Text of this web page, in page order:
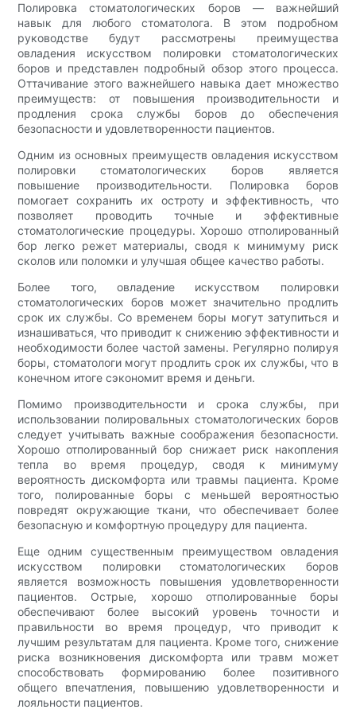
Полировка стоматологических боров — важнейший
навык для любого стоматолога. В этом подробном
руководстве будут рассмотрены преимущества
овладения искусством полировки стоматологических
боров и представлен подробный обзор этого процесса.
Оттачивание этого важнейшего навыка дает множество
преимуществ: от повышения производительности и
продления срока службы боров до обеспечения
безопасности и удовлетворенности пациентов.
Одним из основных преимуществ овладения искусством
полировки стоматологических боров является
повышение производительности. Полировка боров
помогает сохранить их остроту и эффективность, что
позволяет проводить точные и эффективные
стоматологические процедуры. Хорошо отполированный
бор легко режет материалы, сводя к минимуму риск
сколов или поломки и улучшая общее качество работы.
Более того, овладение искусством полировки
стоматологических боров может значительно продлить
срок их службы. Со временем боры могут затупиться и
изнашиваться, что приводит к снижению эффективности и
необходимости более частой замены. Регулярно полируя
боры, стоматологи могут продлить срок их службы, что в
конечном итоге сэкономит время и деньги.
Помимо производительности и срока службы, при
использовании полировальных стоматологических боров
следует учитывать важные соображения безопасности.
Хорошо отполированный бор снижает риск накопления
тепла во время процедур, сводя к минимуму
вероятность дискомфорта или травмы пациента. Кроме
того, полированные боры с меньшей вероятностью
повредят окружающие ткани, что обеспечивает более
безопасную и комфортную процедуру для пациента.
Еще одним существенным преимуществом овладения
искусством полировки стоматологических боров
является возможность повышения удовлетворенности
пациентов. Острые, хорошо отполированные боры
обеспечивают более высокий уровень точности и
правильности во время процедур, что приводит к
лучшим результатам для пациента. Кроме того, снижение
риска возникновения дискомфорта или травм может
способствовать формированию более позитивного
общего впечатления, повышению удовлетворенности и
лояльности пациентов.